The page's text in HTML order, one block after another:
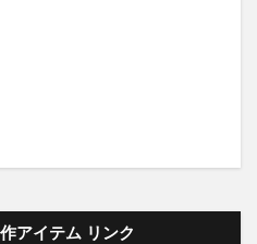
アイテム リンク